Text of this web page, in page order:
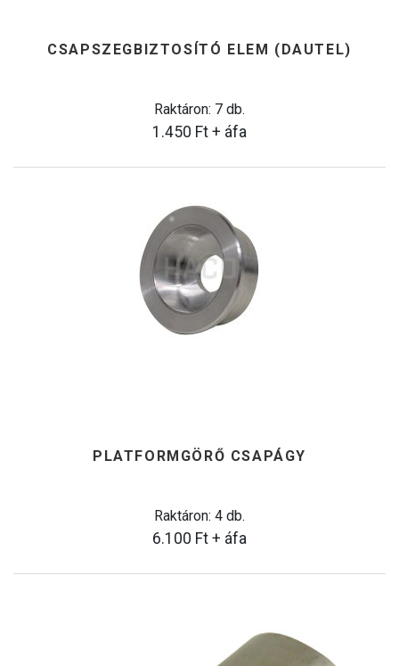
CSAPSZEGBIZTOSÍTÓ ELEM (DAUTEL)
Raktáron: 7 db.
1.450 Ft + áfa
PLATFORMGÖRŐ CSAPÁGY
Raktáron: 4 db.
6.100 Ft + áfa